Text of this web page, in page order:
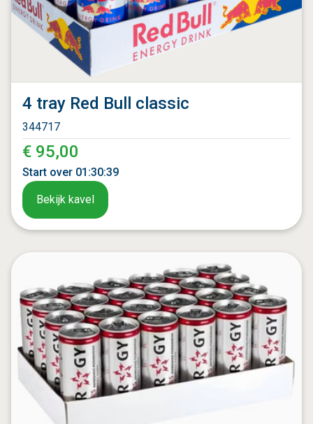
4 tray Red Bull classic
344717
€ 95,00
Start over 01 :30:37
Bekijk kavel